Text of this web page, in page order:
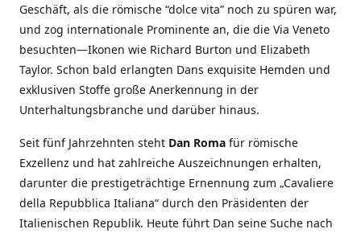
Geschäft, als die römische “dolce vita” noch zu spüren war,
und zog internationale Prominente an, die die Via Veneto
besuchten—Ikonen wie Richard Burton und Elizabeth
Taylor. Schon bald erlangten Dans exquisite Hemden und
exklusiven Stoffe große Anerkennung in der
Unterhaltungsbranche und darüber hinaus.
Seit fünf Jahrzehnten steht Dan Roma für römische
Exzellenz und hat zahlreiche Auszeichnungen erhalten,
darunter die prestigeträchtige Ernennung zum „Cavaliere
della Repubblica Italiana“ durch den Präsidenten der
Italienischen Republik. Heute führt Dan seine Suche nach